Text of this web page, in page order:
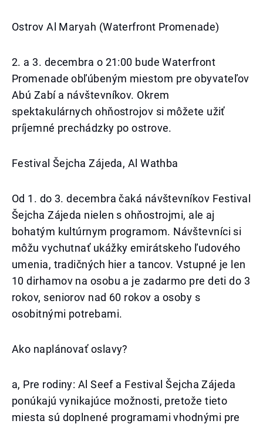
Ostrov Al Maryah (Waterfront Promenade)
2. a 3. decembra o 21:00 bude Waterfront
Promenade obľúbeným miestom pre obyvateľov
Abú Zabí a návštevníkov. Okrem
spektakulárnych ohňostrojov si môžete užiť
príjemné prechádzky po ostrove.
Festival Šejcha Zájeda, Al Wathba
Od 1. do 3. decembra čaká návštevníkov Festival
Šejcha Zájeda nielen s ohňostrojmi, ale aj
bohatým kultúrnym programom. Návštevníci si
môžu vychutnať ukážky emirátskeho ľudového
umenia, tradičných hier a tancov. Vstupné je len
10 dirhamov na osobu a je zadarmo pre deti do 3
rokov, seniorov nad 60 rokov a osoby s
osobitnými potrebami.
Ako naplánovať oslavy?
a, Pre rodiny: Al Seef a Festival Šejcha Zájeda
ponúkajú vynikajúce možnosti, pretože tieto
miesta sú doplnené programami vhodnými pre